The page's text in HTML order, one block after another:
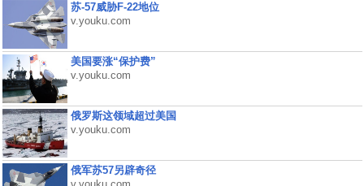
苏-57威胁F-22地位
v.youku.com
美国要涨“保护费”
v.youku.com
俄罗斯这领域超过美国
v.youku.com
俄军苏57另辟奇径